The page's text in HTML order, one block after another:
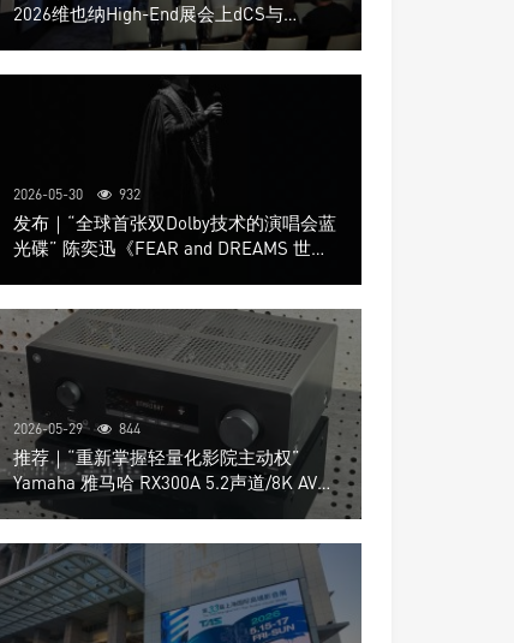
2026维也纳High-End展会上dCS与
Trinnov Audio搭建多声道演示系统
2026-05-30 932
发布｜“全球首张双Dolby技术的演唱会蓝
光碟” 陈奕迅《FEAR and DREAMS 世界
2026-05-29 844
推荐｜“重新掌握轻量化影院主动权”
Yamaha 雅马哈 RX300A 5.2声道/8K AV放
大器